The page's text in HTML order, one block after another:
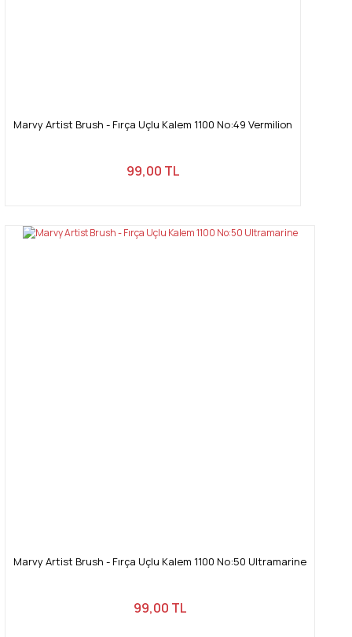
Marvy Artist Brush - Fırça Uçlu Kalem 1100 No:49 Vermilion
99,00 TL
Marvy Artist Brush - Fırça Uçlu Kalem 1100 No:50 Ultramarine
99,00 TL